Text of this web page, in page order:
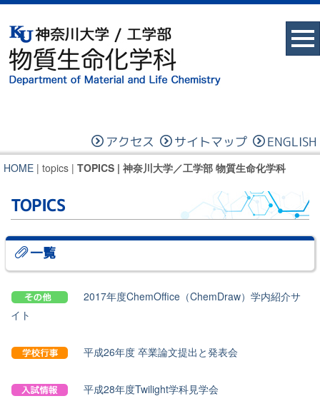
アクセス サイトマップ ENGLISH
HOME | topics | TOPICS | 神奈川大学／工学部 物質生命化学科
TOPICS
一覧
2017年度ChemOffice（ChemDraw）学内紹介サ
イト
平成26年度 卒業論文提出と発表会
平成28年度Twilight学科見学会